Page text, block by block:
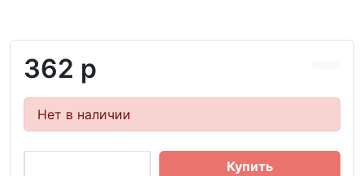
362 р
Нет в наличии
Купить